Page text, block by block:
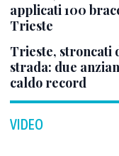
applicati 100
Trieste
Trieste, stroncati
strada: due
caldo record
VIDEO